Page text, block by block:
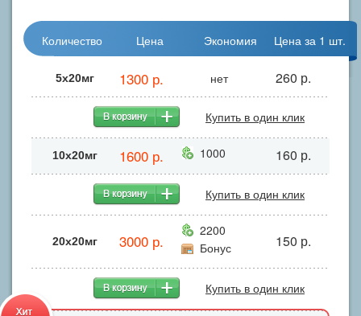
Количество Цена Экономия Цена за 1 шт.
5х20мг 1300 р. нет 260 р.
Купить в один клик
10x20мг 1600 р. 1000 160 р.
Купить в один клик
20x20мг 3000 р.
2200
Бонус
150 р.
Купить в один клик